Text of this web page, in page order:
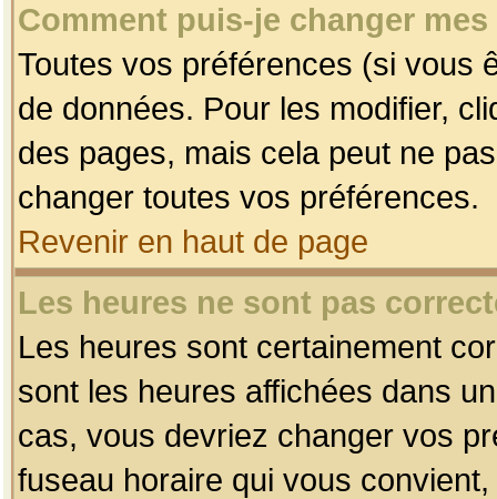
Comment puis-je changer
Toutes vos préférences (si vous
de données. Pour les modifier,
des pages, mais cela peut ne
changer toutes vos préférences.
Revenir en haut de page
Les heures ne sont pas
Les heures sont certainement
sont les heures affichées dans
cas, vous devriez changer vos
fuseau horaire qui vous